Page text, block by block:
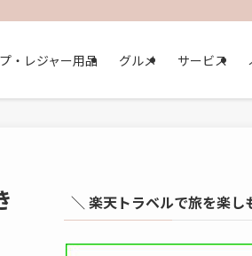
・レジャー用品 グルメ サービス
＼ 楽天トラベルで旅を楽し